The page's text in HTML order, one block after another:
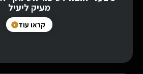
מעיק ליעיל
קראו עוד